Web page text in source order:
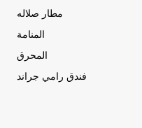
مطار صلاله
المنامة
المحرق
فندق رامي جراند